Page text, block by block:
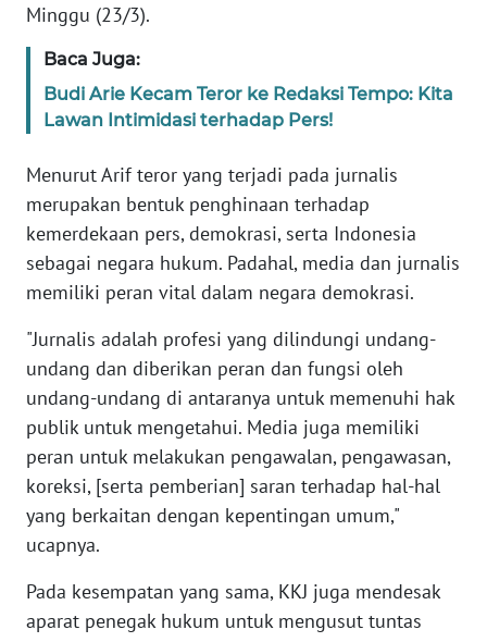
Minggu (23/3).
Baca Juga:
Budi Arie Kecam Teror ke Redaksi Tempo: Kita
Lawan Intimidasi terhadap Pers!
Menurut Arif teror yang terjadi pada jurnalis
merupakan bentuk penghinaan terhadap
kemerdekaan pers, demokrasi, serta Indonesia
sebagai negara hukum. Padahal, media dan jurnalis
memiliki peran vital dalam negara demokrasi.
"Jurnalis adalah profesi yang dilindungi undang-
undang dan diberikan peran dan fungsi oleh
undang-undang di antaranya untuk memenuhi hak
publik untuk mengetahui. Media juga memiliki
peran untuk melakukan pengawalan, pengawasan,
koreksi, [serta pemberian] saran terhadap hal-hal
yang berkaitan dengan kepentingan umum,"
ucapnya.
Pada kesempatan yang sama, KKJ juga mendesak
aparat penegak hukum untuk mengusut tuntas
WN
WN
JABAR
WN
BANTEN
WN
NTT
WN
PAPUA
WN
PAPUA
BARAT
WN
RIAU